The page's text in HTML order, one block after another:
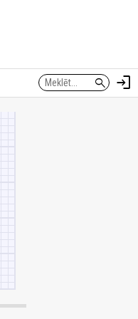
search login